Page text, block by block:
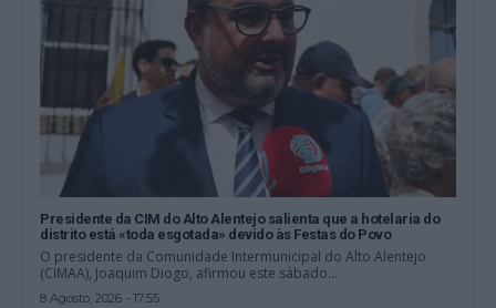
Presidente da CIM do Alto Alentejo salienta que a hotelaria do
distrito está «toda esgotada» devido às Festas do Povo
O presidente da Comunidade Intermunicipal do Alto Alentejo
(CIMAA), Joaquim Diogo, afirmou este sábado...
8 Agosto, 2026 - 17:55